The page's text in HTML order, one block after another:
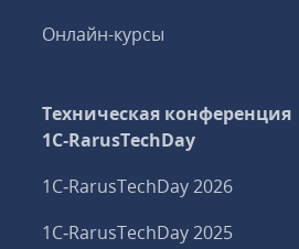
Онлайн-курсы
Техническая конференция
1C‑RarusTechDay
1C‑RarusTechDay 2026
1C‑RarusTechDay 2025